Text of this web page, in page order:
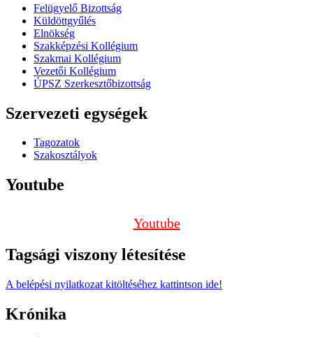
Felügyelő Bizottság
Küldöttgyűlés
Elnökség
Szakképzési Kollégium
Szakmai Kollégium
Vezetői Kollégium
ÚPSZ Szerkesztőbizottság
Szervezeti egységek
Tagozatok
Szakosztályok
Youtube
Youtube
Tagsági viszony létesítése
A belépési nyilatkozat kitöltéséhez kattintson ide!
Krónika